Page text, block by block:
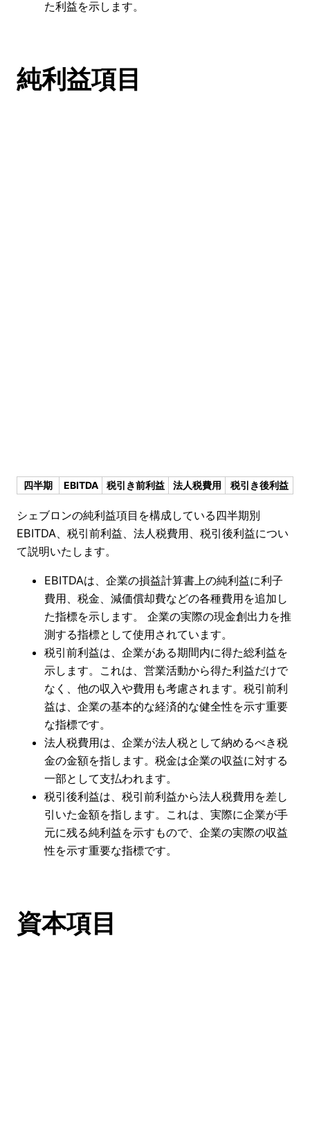
た利益を示します。
純利益項目
四半期 EBITDA 税引き前利益 法人税費用 税引き後利益
シェブロンの純利益項目を構成している四半期別
EBITDA、税引前利益、法人税費用、税引後利益につい
て説明いたします。
EBITDAは、企業の損益計算書上の純利益に利子
費用、税金、減価償却費などの各種費用を追加し
た指標を示します。 企業の実際の現金創出力を推
測する指標として使用されています。
税引前利益は、企業がある期間内に得た総利益を
示します。これは、営業活動から得た利益だけで
なく、他の収入や費用も考慮されます。税引前利
益は、企業の基本的な経済的な健全性を示す重要
な指標です。
法人税費用は、企業が法人税として納めるべき税
金の金額を指します。税金は企業の収益に対する
一部として支払われます。
税引後利益は、税引前利益から法人税費用を差し
引いた金額を指します。これは、実際に企業が手
元に残る純利益を示すもので、企業の実際の収益
性を示す重要な指標です。
資本項目